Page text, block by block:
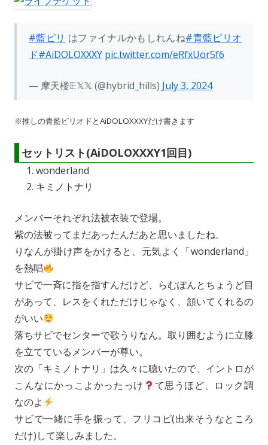
#藍ピリ はファイナルかもしれんね#青藍ピリオ
ド#AiDOLOXXXY pic.twitter.com/eRfxUor5f6
— 摩天楼𝔼𝕏𝕏 (@hybrid_hills) July 3, 2024
※推しの青藍ピリオドとAiDOLOXXXYだけ書きます
セットリスト(AiDOLOXXXY1回目)
wonderland
キミノトナリ
メンバーそれぞれ法被衣装で登場。
紫の法被ってまだあったんだあと思いましたね。
りなんが掛け声をかけると、元気よく「wonderland」
を熱唱
サビで一斉に指を指すんだけど、らむぽんとちょうど目
があって、レスをくれただけじゃなく、頷いてくれるの
がいい
落ちサビでセンターで歌うりなん。取り囲むように立膝
を立てているメンバーが尊い。
次の「キミノトナリ」は久々に聴いたので、イントロが
こんなにかっこよかったっけ
て思うほど、ロック調
なのよ
サビで一緒に手を振って、フリコピ(出来そうなところ
だけ)して楽しみました。